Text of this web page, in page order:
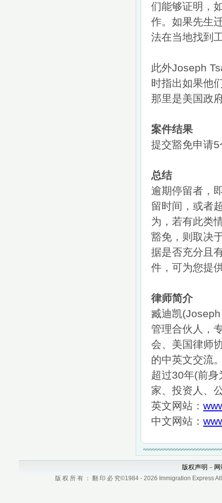
们能够证明，
作。如果先生
法在当地找到
此外Joseph
时指出如果他
那里是美国政
案件结果
提交豁免申请
总结
逾期停留者，
留时间，或者
为，若有此类
豁免，则取决
据是否充分且
件，可为您提
律师简介
臧迪凯
管理合伙人，
会、美国律师
的中英文交流
超过30年(前
家、投资人、
英文网站：
中文网站：
版权声明 –
版 权 所 有 ： 翻 印 必 究©1984 - 2026 Immigration Express